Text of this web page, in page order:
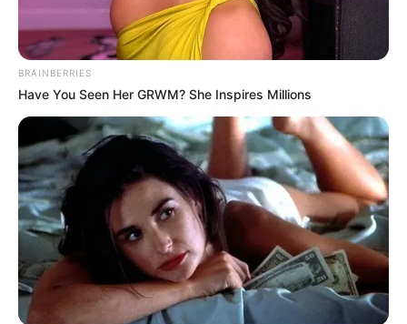
BRAINBERRIES
Have You Seen Her GRWM? She Inspires Millions